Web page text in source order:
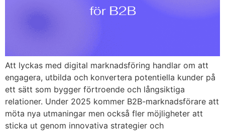
Att lyckas med digital marknadsföring handlar om att
engagera, utbilda och konvertera potentiella kunder på
ett sätt som bygger förtroende och långsiktiga
relationer. Under 2025 kommer B2B-marknadsförare att
möta nya utmaningar men också fler möjligheter att
sticka ut genom innovativa strategier och